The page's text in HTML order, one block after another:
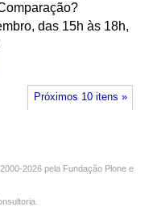
das 15h às 18h,
Próximos 10 itens »
2000-2026 pela Fundação Plone e